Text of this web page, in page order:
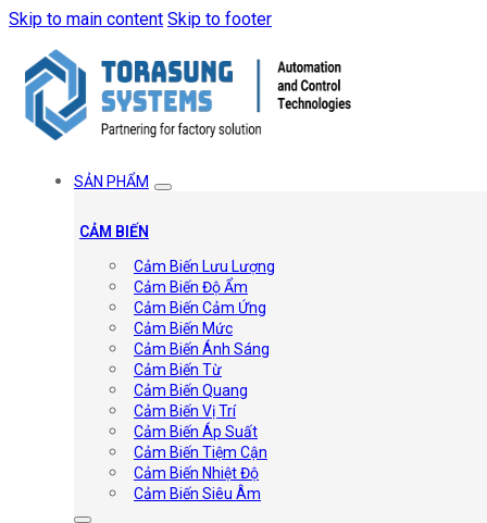
Skip to main content Skip to footer
SẢN PHẨM
CẢM BIẾN
Cảm Biến Lưu Lượng
Cảm Biến Độ Ẩm
Cảm Biến Cảm Ứng
Cảm Biến Mức
Cảm Biến Ánh Sáng
Cảm Biến Từ
Cảm Biến Quang
Cảm Biến Vị Trí
Cảm Biến Áp Suất
Cảm Biến Tiệm Cận
Cảm Biến Nhiệt Độ
Cảm Biến Siêu Âm